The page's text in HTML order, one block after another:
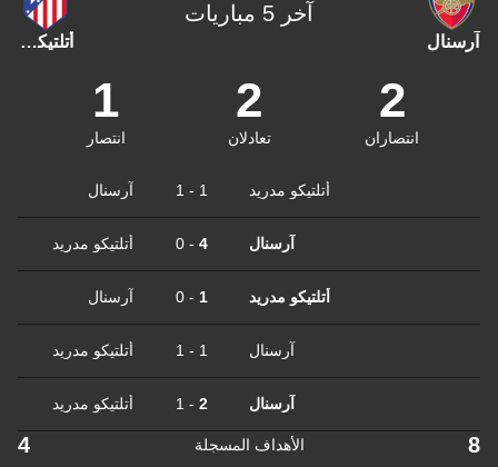
آرسنال
آخر 5 مباريات
أتلتيكو مدريد
2
انتصاران
2
تعادلان
1
انتصار
أتلتيكو مدريد 1
-
1 آرسنال
آرسنال 4
-
0 أتلتيكو مدريد
أتلتيكو مدريد 1
-
0 آرسنال
آرسنال 1
-
1 أتلتيكو مدريد
آرسنال 2
-
1 أتلتيكو مدريد
8 الأهداف المسجلة 4